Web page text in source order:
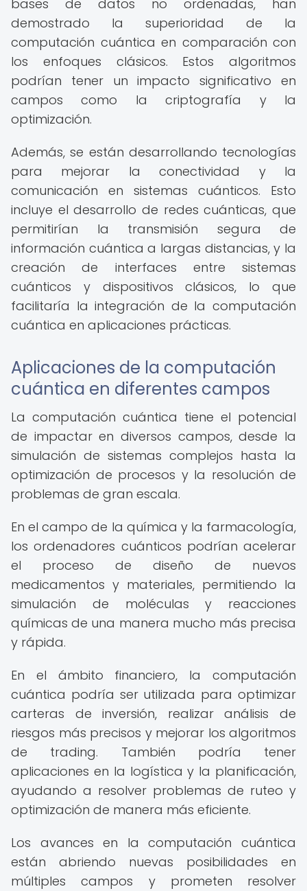
bases de datos no ordenadas, han
demostrado la superioridad de la
computación cuántica en comparación con
los enfoques clásicos. Estos algoritmos
podrían tener un impacto significativo en
campos como la criptografía y la
optimización.
Además, se están desarrollando tecnologías
para mejorar la conectividad y la
comunicación en sistemas cuánticos. Esto
incluye el desarrollo de redes cuánticas, que
permitirían la transmisión segura de
información cuántica a largas distancias, y la
creación de interfaces entre sistemas
cuánticos y dispositivos clásicos, lo que
facilitaría la integración de la computación
cuántica en aplicaciones prácticas.
Aplicaciones de la computación
cuántica en diferentes campos
La computación cuántica tiene el potencial
de impactar en diversos campos, desde la
simulación de sistemas complejos hasta la
optimización de procesos y la resolución de
problemas de gran escala.
En el campo de la química y la farmacología,
los ordenadores cuánticos podrían acelerar
el proceso de diseño de nuevos
medicamentos y materiales, permitiendo la
simulación de moléculas y reacciones
químicas de una manera mucho más precisa
y rápida.
En el ámbito financiero, la computación
cuántica podría ser utilizada para optimizar
carteras de inversión, realizar análisis de
riesgos más precisos y mejorar los algoritmos
de trading. También podría tener
aplicaciones en la logística y la planificación,
ayudando a resolver problemas de ruteo y
optimización de manera más eficiente.
Los avances en la computación cuántica
están abriendo nuevas posibilidades en
múltiples campos y prometen resolver